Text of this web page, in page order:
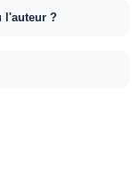
l'auteur ?